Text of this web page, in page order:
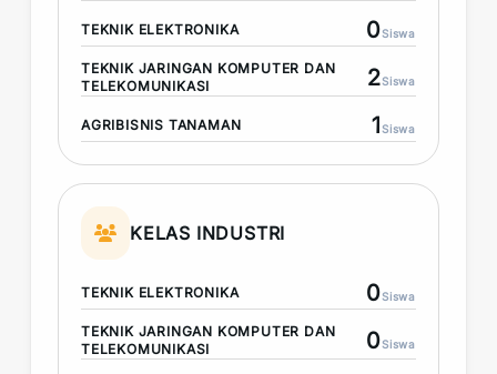
TEKNIK ELEKTRONIKA 0Siswa
TEKNIK JARINGAN KOMPUTER DAN
TELEKOMUNIKASI
2Siswa
AGRIBISNIS TANAMAN 1Siswa
KELAS INDUSTRI
TEKNIK ELEKTRONIKA 0Siswa
TEKNIK JARINGAN KOMPUTER DAN
TELEKOMUNIKASI
0Siswa